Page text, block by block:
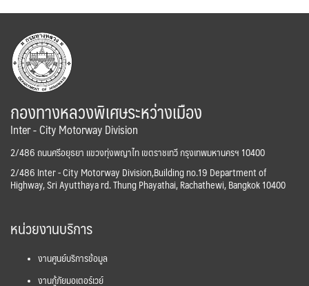
กองทางหลวงพิเศษระหว่างเมือง
Inter - City Motorway Division
2/486 ถนนศรีอยุธยา แขวงทุ่งพญาไท เขตราชเทวี กรุงเทพมหานครฯ 10400
2/486 Inter - City Motorway Division,Building no.19 Department of
Highway, Sri Ayutthaya rd. Thung Phayathai, Rachathewi, Bangkok 10400
หน่วยงานบริการ
งานศูนย์บริการข้อมูล
งานกู้ภัยมอเตอร์เวย์